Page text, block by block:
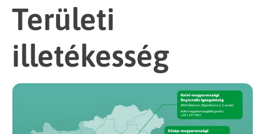
Területi
illetékesség